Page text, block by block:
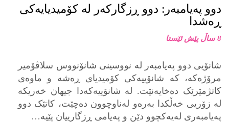
دوو پەیامبەر: دوو ڕزگارکەر لە کۆمیدیایەکی
ڕەشدا
8 ساڵ پێش ئێستا
شانۆیی دوو پەیامبەر لە نووسینی شانۆنووس سلاڤۆمیر
مرۆژەکە، کە شانۆییەکی کۆمیدیای ڕەشە و ماوەی
کاتژمێرێک دەخایەنێت. لە شانۆییەکەدا جیهان خەریکە
لە زۆریی خەڵکدا بەرەو لەناوچوون دەچێت، کاتێک دوو
پەیامبەری لەیەکچوو دێن و پەیامی ڕزگارییان پێیە…